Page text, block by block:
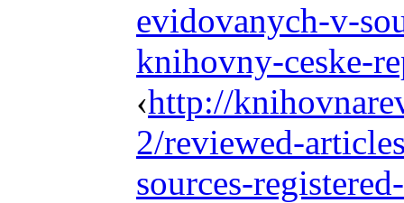
evidovanych-v-
knihovny-ceske-
‹http://
2/reviewed-
sources-